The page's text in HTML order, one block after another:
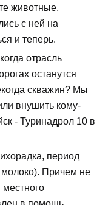
животные,
с ней на
и теперь.
отрасль
останутся
скважин? Мы
внушить кому-
- Туринадрол 10 в
период
молоко). Причем не
местного